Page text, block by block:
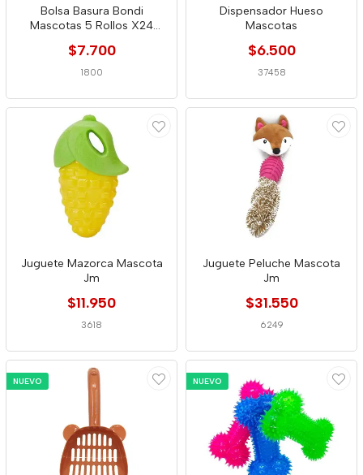
Bolsa Basura Bondi
Mascotas 5 Rollos X24
$7.700
1800
Dispensador Hueso
Mascotas
$6.500
37458
Juguete Mazorca Mascota
Jm
$11.950
3618
Juguete Peluche Mascota
Jm
$31.550
6249
NUEVO NUEVO